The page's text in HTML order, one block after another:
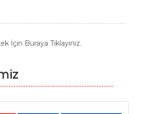
İçin Buraya Tıklayınız.